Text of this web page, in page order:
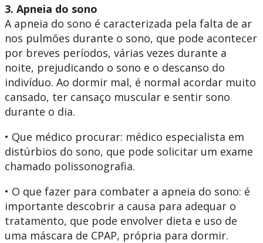
3. Apneia do sono
A apneia do sono é caracterizada pela falta de ar
nos pulmões durante o sono, que pode acontecer
por breves períodos, várias vezes durante a
noite, prejudicando o sono e o descanso do
indivíduo. Ao dormir mal, é normal acordar muito
cansado, ter cansaço muscular e sentir sono
durante o dia.
• Que médico procurar: médico especialista em
distúrbios do sono, que pode solicitar um exame
chamado polissonografia.
• O que fazer para combater a apneia do sono: é
importante descobrir a causa para adequar o
tratamento, que pode envolver dieta e uso de
uma máscara de CPAP, própria para dormir.